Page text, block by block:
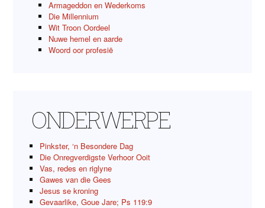
Armageddon en Wederkoms
Die Millennium
Wit Troon Oordeel
Nuwe hemel en aarde
Woord oor profesië
ONDERWERPE
Pinkster, ‘n Besondere Dag
Die Onregverdigste Verhoor Ooit
Vas, redes en riglyne
Gawes van die Gees
Jesus se kroning
Gevaarlike, Goue Jare; Ps 119:9